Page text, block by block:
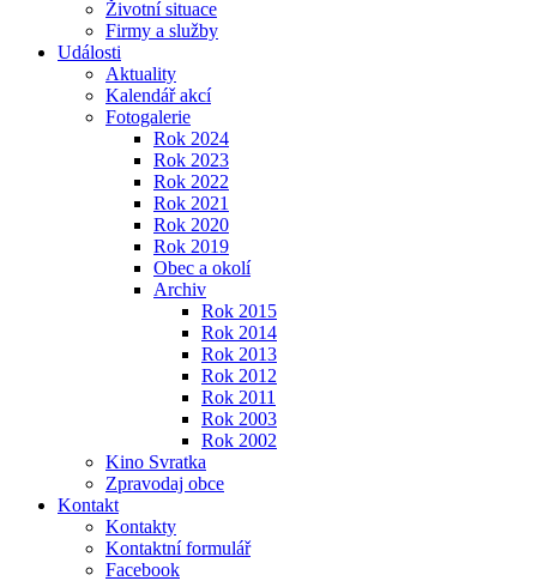
Životní situace
Firmy a služby
Události
Aktuality
Kalendář akcí
Fotogalerie
Rok 2024
Rok 2023
Rok 2022
Rok 2021
Rok 2020
Rok 2019
Obec a okolí
Archiv
Rok 2015
Rok 2014
Rok 2013
Rok 2012
Rok 2011
Rok 2003
Rok 2002
Kino Svratka
Zpravodaj obce
Kontakt
Kontakty
Kontaktní formulář
Facebook